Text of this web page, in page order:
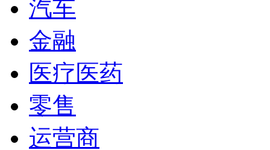
汽车
金融
医疗医药
零售
运营商